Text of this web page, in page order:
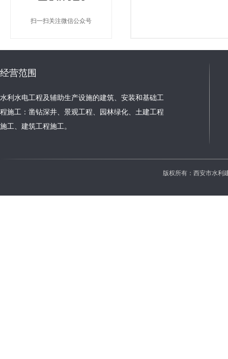
扫一扫关注微信公众号
经营范围
水利水电工程及辅助生产设施的建筑、安装和基础工
程施工：凿钻深井、景观工程、园林绿化、土建工程
施工、建筑工程施工。
版权所有：西安市水利